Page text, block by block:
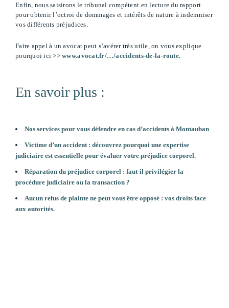
Enfin, nous saisirons le tribunal compétent en lecture du rapport
pour obtenir l’octroi de dommages et intérêts de nature à indemniser
vos différents préjudices.
Faire appel à un avocat peut s’avérer très utile, on vous explique
pourquoi ici >>www.avocat.fr/…/accidents-de-la-route.
En savoir plus :
Nos services pour vous défendre en cas d’accidents à Montauban
Victime d’un accident : découvrez pourquoi une expertise
judiciaire est essentielle pour évaluer votre préjudice corporel.
Réparation du préjudice corporel : faut-il privilégier la
procédure judiciaire ou la transaction ?
Aucun refus de plainte ne peut vous être opposé : vos droits face
aux autorités.